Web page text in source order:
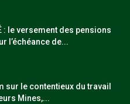
: le versement des pensions
l’échéance de...
sur le contentieux du travail
Mines,...